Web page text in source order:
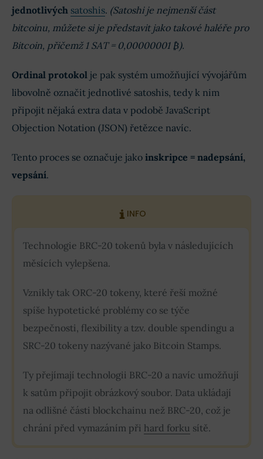
jednotlivých satoshis. (Satoshi je nejmenší část
bitcoinu, můžete si je představit jako takové haléře pro
Bitcoin, přičemž 1 SAT = 0,00000001 ₿).
Ordinal protokol je pak systém umožňující vývojářům
libovolně označit jednotlivé satoshis, tedy k nim
připojit nějaká extra data v podobě JavaScript
Objection Notation (JSON) řetězce navíc.
Tento proces se označuje jako inskripce = nadepsání,
vepsání.
INFO
Technologie BRC-20 tokenů byla v následujících
měsících vylepšena.
Vznikly tak ORC-20 tokeny, které řeší možné
spíše hypotetické problémy co se týče
bezpečnosti, flexibility a tzv. double spendingu a
SRC-20 tokeny nazývané jako Bitcoin Stamps.
Ty přejímají technologii BRC-20 a navíc umožňují
k satům připojit obrázkový soubor. Data ukládají
na odlišné části blockchainu než BRC-20, což je
chrání před vymazáním při hard forku sítě.